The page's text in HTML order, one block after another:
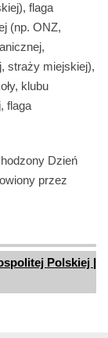
flaga
(np. ONZ,
straży miejskiej),
klubu
flaga
Dzień
przez
Polskiej |